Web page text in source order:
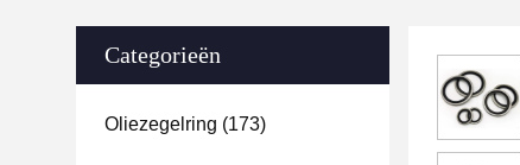
Categorieën
Oliezegelring (173)